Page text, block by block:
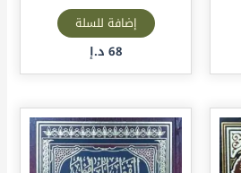
إضافة للسلة
68 د.إ